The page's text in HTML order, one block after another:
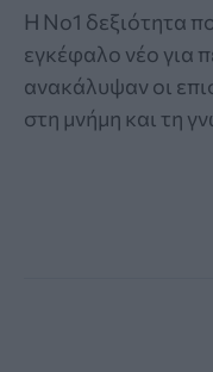
Η Νο1 δεξιότητα
εγκέφαλο νέο για
ανακάλυψαν οι
στη μνήμη και τη